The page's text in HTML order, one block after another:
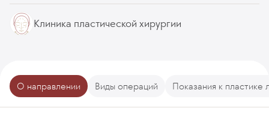
Клиника пластической хирургии
О направлении Виды операций Показания к пластике